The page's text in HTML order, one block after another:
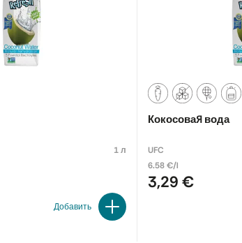
1 л
Добавить
Кокосовая вода
UFC
6.58 €/l
3,29 €